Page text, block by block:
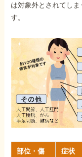
は対象外とされてし
す。
部位・傷
症状